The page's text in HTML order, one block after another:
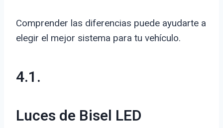
Comprender las diferencias puede ayudarte a
elegir el mejor sistema para tu vehículo.
4.1.
Luces de Bisel LED